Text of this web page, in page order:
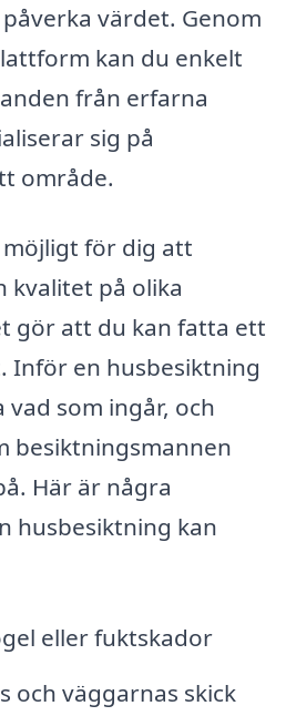
värdet. Genom
kan du enkelt
från erfarna
sig på
område.
för dig att
kvalitet på olika
gör att du kan fatta ett
Inför en husbesiktning
som ingår, och
besiktningsmannen
Här är några
husbesiktning kan
eller fuktskador
och väggarnas skick